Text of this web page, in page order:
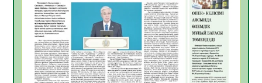
Көкжөтел ауруы туралы
06.08.2026
28
АПВ вакцинасы туралы мәлімет
06.08.2026
29